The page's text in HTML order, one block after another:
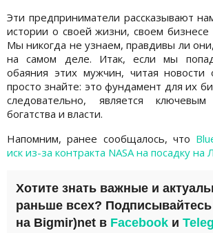
Эти предприниматели рассказывают
истории о своей жизни, своем
Мы никогда не узнаем, правдивы ли
на самом деле. Итак, если мы
обаяния этих мужчин, читая новости
просто знайте: это фундамент для их
следовательно, является
богатства и власти.
Напомним, ранее сообщалось, что
иск из-за контракта NASA на посадку на
Хотите знать важные и
раньше всех? Подписывайтесь
на Bigmir)net в Facebook и